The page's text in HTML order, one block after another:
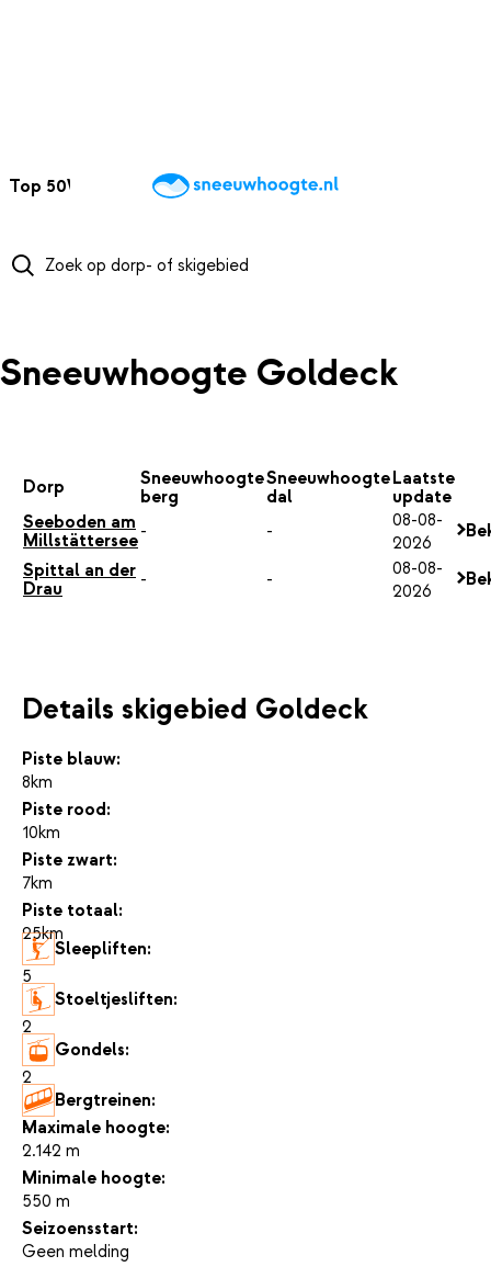
Top 50Webcams WintersportweerKaarten
Sneeuwhoogte Goldeck
Dorp
Sneeuwhoogte
berg
Sneeuwhoogte
dal
Laatste
update
Seeboden am
Millstättersee- -
08-08-
2026
Spittal an der
Drau
- -
08-08-
2026
Details skigebied Goldeck
Piste blauw:
8km
Piste rood:
10km
Piste zwart:
7km
Piste totaal:
25km
Sleepliften:
5
Stoeltjesliften:
2
Gondels:
2
Bergtreinen:
-
Maximale hoogte:
2.142 m
Minimale hoogte:
550 m
Seizoensstart:
Geen melding